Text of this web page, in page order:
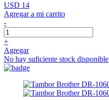
USD 14
Agregar a mi carrito
-
+
Agregar
No hay suficiente stock disponible